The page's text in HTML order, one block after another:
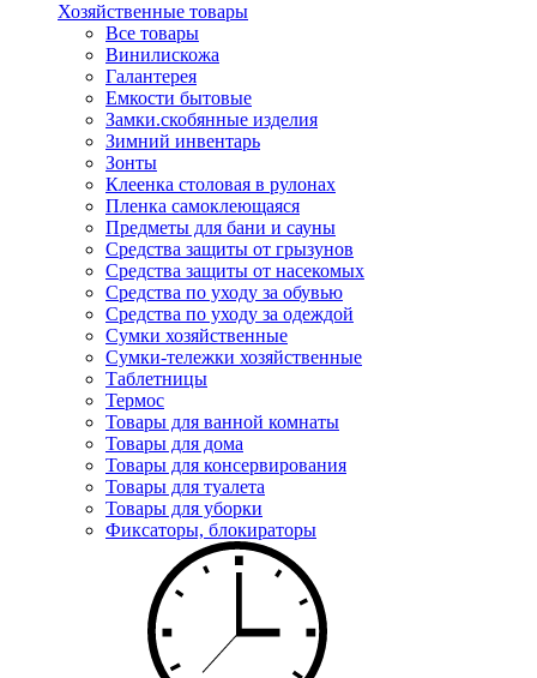
Хозяйственные товары
Все товары
Винилискожа
Галантерея
Емкости бытовые
Замки.скобянные изделия
Зимний инвентарь
Зонты
Клеенка столовая в рулонах
Пленка самоклеющаяся
Предметы для бани и сауны
Средства защиты от грызунов
Средства защиты от насекомых
Средства по уходу за обувью
Средства по уходу за одеждой
Сумки хозяйственные
Сумки-тележки хозяйственные
Таблетницы
Термос
Товары для ванной комнаты
Товары для дома
Товары для консервирования
Товары для туалета
Товары для уборки
Фиксаторы, блокираторы